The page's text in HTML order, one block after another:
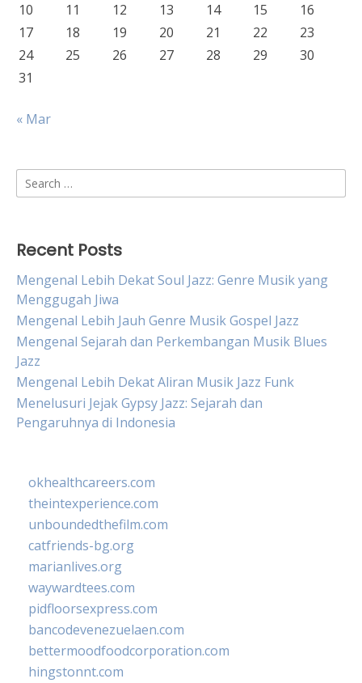
10
11 12 13 14 15
16
17
18 19 20 21 22
23
24
25 26 27 28 29
30
31
« Mar
Search
for:
Recent Posts
Mengenal Lebih Dekat Soul Jazz: Genre Musik yang
Menggugah Jiwa
Mengenal Lebih Jauh Genre Musik Gospel Jazz
Mengenal Sejarah dan Perkembangan Musik Blues
Jazz
Mengenal Lebih Dekat Aliran Musik Jazz Funk
Menelusuri Jejak Gypsy Jazz: Sejarah dan
Pengaruhnya di Indonesia
okhealthcareers.com
theintexperience.com
unboundedthefilm.com
catfriends-bg.org
marianlives.org
waywardtees.com
pidfloorsexpress.com
bancodevenezuelaen.com
bettermoodfoodcorporation.com
hingstonnt.com